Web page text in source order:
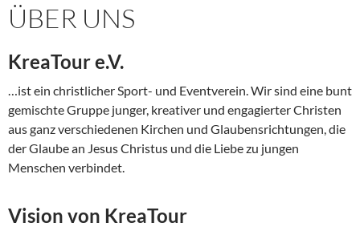
ÜBER UNS
KreaTour e.V.
…ist ein christlicher Sport- und Eventverein. Wir sind eine bunt
gemischte Gruppe junger, kreativer und engagierter Christen
aus ganz verschiedenen Kirchen und Glaubensrichtungen, die
der Glaube an Jesus Christus und die Liebe zu jungen
Menschen verbindet.
Vision von KreaTour